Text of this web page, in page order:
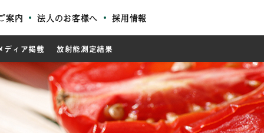
案内 法人のお客様へ 採用情報
ディア掲載 放射能測定結果